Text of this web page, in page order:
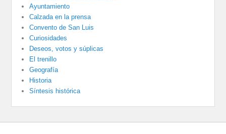
Ayuntamiento
Calzada en la prensa
Convento de San Luis
Curiosidades
Deseos, votos y súplicas
El trenillo
Geografía
Historia
Síntesis histórica